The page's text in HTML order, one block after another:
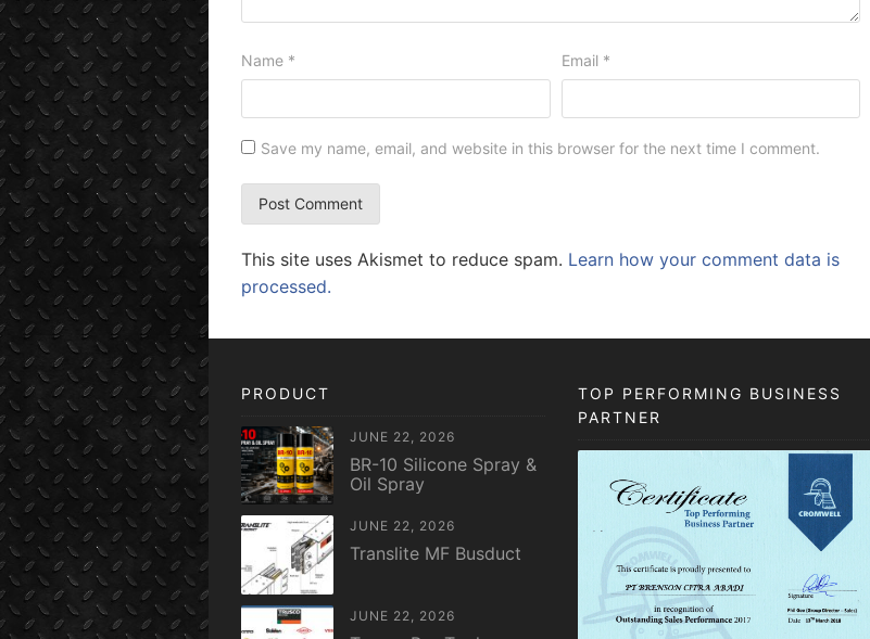
Name * Email *
Save my name, email, and website in this browser for the next time I comment.
This site uses Akismet to reduce spam. Learn how your comment data is
processed.
PRODUCT
JUNE 22, 2026
BR-10 Silicone Spray &
Oil Spray
JUNE 22, 2026
Translite MF Busduct
JUNE 22, 2026
TOP PERFORMING BUSINESS
PARTNER